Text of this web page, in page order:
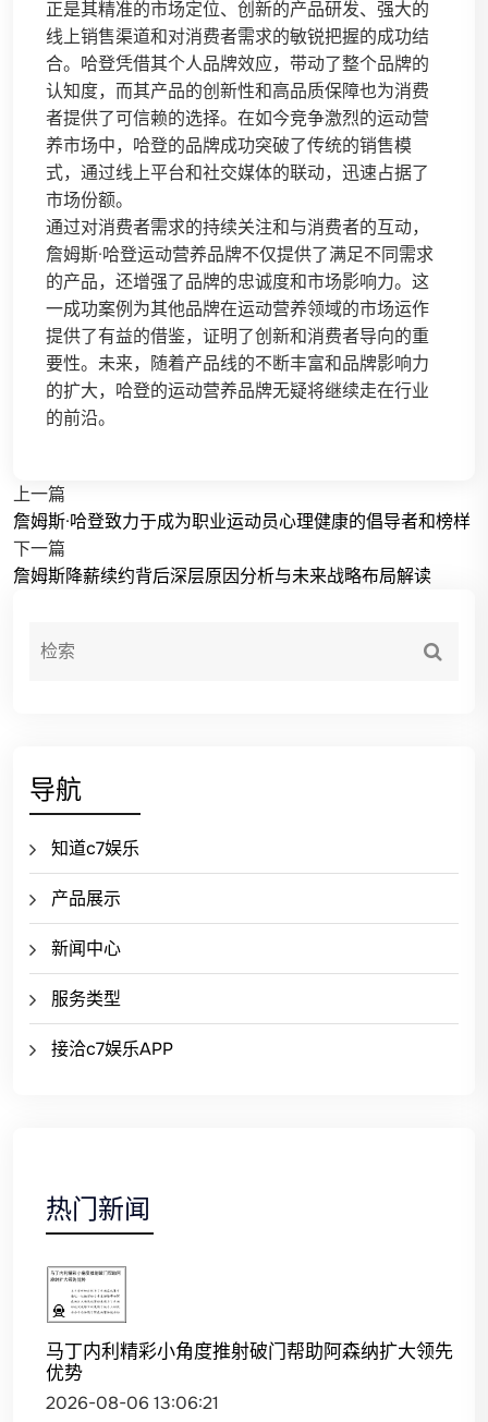
正是其精准的市场定位、创新的产品研发、强大的
线上销售渠道和对消费者需求的敏锐把握的成功结
合。哈登凭借其个人品牌效应，带动了整个品牌的
认知度，而其产品的创新性和高品质保障也为消费
者提供了可信赖的选择。在如今竞争激烈的运动营
养市场中，哈登的品牌成功突破了传统的销售模
式，通过线上平台和社交媒体的联动，迅速占据了
市场份额。
通过对消费者需求的持续关注和与消费者的互动，
詹姆斯·哈登运动营养品牌不仅提供了满足不同需求
的产品，还增强了品牌的忠诚度和市场影响力。这
一成功案例为其他品牌在运动营养领域的市场运作
提供了有益的借鉴，证明了创新和消费者导向的重
要性。未来，随着产品线的不断丰富和品牌影响力
的扩大，哈登的运动营养品牌无疑将继续走在行业
的前沿。
上一篇
詹姆斯·哈登致力于成为职业运动员心理健康的倡导者和榜样
下一篇
詹姆斯降薪续约背后深层原因分析与未来战略布局解读
导航
知道c7娱乐
产品展示
新闻中心
服务类型
接洽c7娱乐APP
热门新闻
马丁内利精彩小角度推射破门帮助阿森纳扩大领先
优势
2026-08-06 13:06:21